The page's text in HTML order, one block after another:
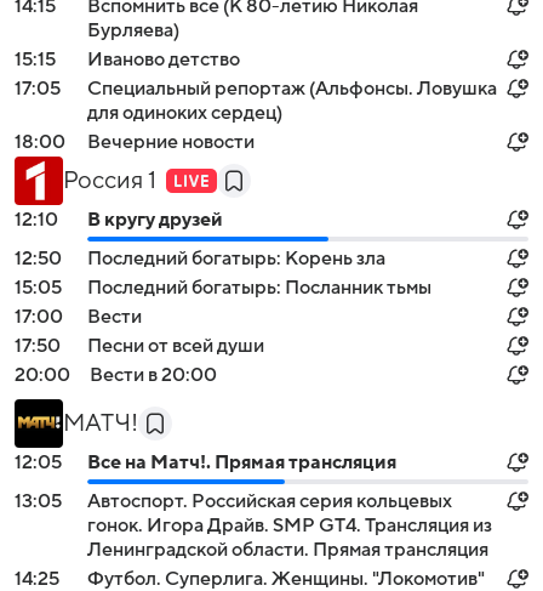
14:15
Вспомнить все (К 80-летию Николая
Бурляева)
15:15
Иваново детство
17:05
Специальный репортаж (Альфонсы. Ловушка
для одиноких сердец)
18:00
Вечерние новости
Россия 1
12:10
В кругу друзей
12:50
Последний богатырь: Корень зла
15:05
Последний богатырь: Посланник тьмы
17:00
Вести
17:50
Песни от всей души
20:00
Вести в 20:00
МАТЧ!
12:05
Все на Матч!. Прямая трансляция
13:05
Автоспорт. Российская серия кольцевых
гонок. Игора Драйв. SMP GT4. Трансляция из
Ленинградской области. Прямая трансляция
14:25
Футбол. Суперлига. Женщины. "Локомотив"